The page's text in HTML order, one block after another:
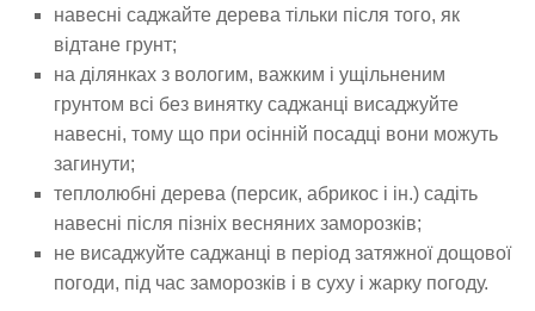
навесні саджайте дерева тільки після того, як
відтане грунт;
на ділянках з вологим, важким і ущільненим
грунтом всі без винятку саджанці висаджуйте
навесні, тому що при осінній посадці вони можуть
загинути;
теплолюбні дерева (персик, абрикос і ін.) садіть
навесні після пізніх весняних заморозків;
не висаджуйте саджанці в період затяжної дощової
погоди, під час заморозків і в суху і жарку погоду.